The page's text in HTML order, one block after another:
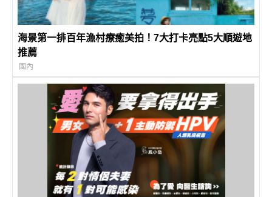
海景第一排百年漁村療癒美拍！7大打卡亮點5大順遊地
推薦
國內